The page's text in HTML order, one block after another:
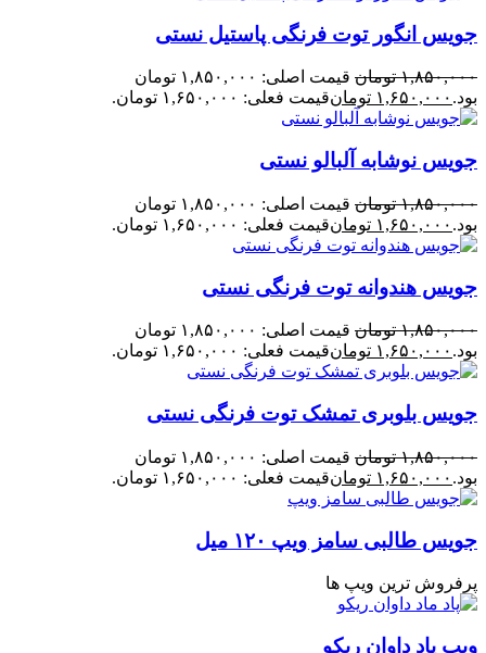
جویس انگور توت فرنگی پاستیل نستی
۱,۸۵۰,۰۰۰ تومان
قیمت اصلی: ۱,۸۵۰,۰۰۰ تومان
بود. ۱,۶۵۰,۰۰۰ تومانقیمت فعلی: ۱,۶۵۰,۰۰۰ تومان.
جویس نوشابه آلبالو نستی
۱,۸۵۰,۰۰۰ تومان
قیمت اصلی: ۱,۸۵۰,۰۰۰ تومان
بود. ۱,۶۵۰,۰۰۰ تومانقیمت فعلی: ۱,۶۵۰,۰۰۰ تومان.
جویس هندوانه توت فرنگی نستی
۱,۸۵۰,۰۰۰ تومان
قیمت اصلی: ۱,۸۵۰,۰۰۰ تومان
بود. ۱,۶۵۰,۰۰۰ تومانقیمت فعلی: ۱,۶۵۰,۰۰۰ تومان.
جویس بلوبری تمشک توت فرنگی نستی
۱,۸۵۰,۰۰۰ تومان
قیمت اصلی: ۱,۸۵۰,۰۰۰ تومان
بود. ۱,۶۵۰,۰۰۰ تومانقیمت فعلی: ۱,۶۵۰,۰۰۰ تومان.
جویس طالبی سامز ویپ ۱۲۰ میل
پرفروش ترین ویپ ها
ویپ پاد داوان ریکو